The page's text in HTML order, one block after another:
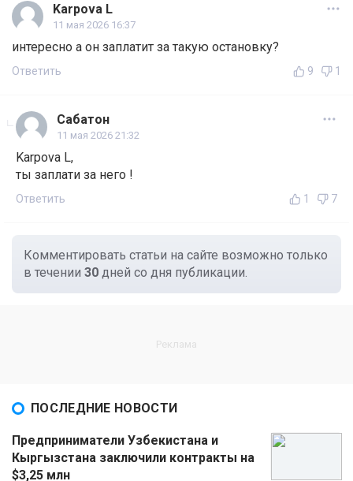
Karpova L
11 мая 2026 16:37
интересно а он заплатит за такую остановку?
Ответить 9 1
Сабатон
11 мая 2026 21:32
Karpova L,
ты заплати за него !
Ответить 1 7
Комментировать статьи на сайте возможно только
в течении 30 дней со дня публикации.
ПОСЛЕДНИЕ НОВОСТИ
Предприниматели Узбекистана и
Кыргызстана заключили контракты на
$3,25 млн